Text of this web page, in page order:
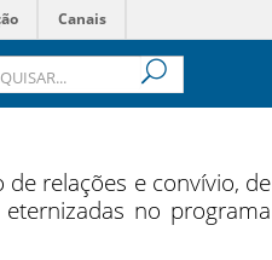
Canais
relações e convívio, de
no programa